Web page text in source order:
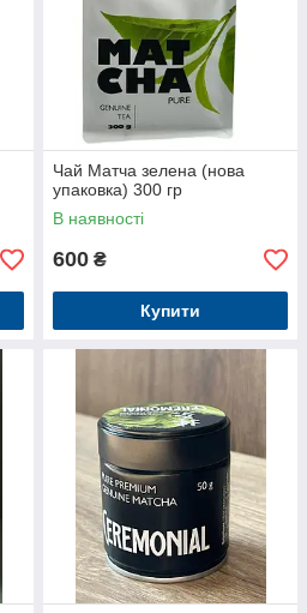
Чай Матча зелена (нова
упаковка) 300 гр
В наявності
600 ₴
Купити